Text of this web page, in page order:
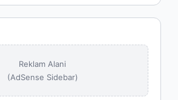
Reklam Alani
(AdSense Sidebar)